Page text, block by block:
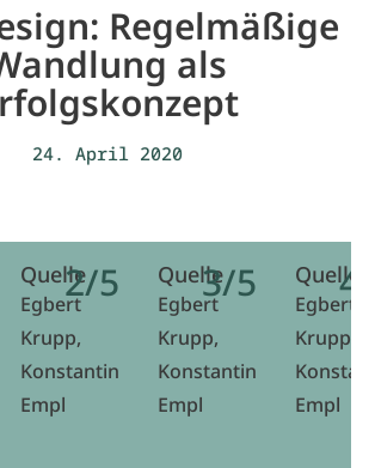
Regelmäßige
als
24. April 2020
2/5
Quelle
Egbert
Krupp,
Konstantin
Empl
3/5
Quelle
Egbert
Krupp,
Konstantin
Empl
Quelle
Egbert
Krupp,
Empl